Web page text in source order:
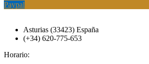
Paypal
Asturias (33423) España
(+34) 620-775-653
Horario: